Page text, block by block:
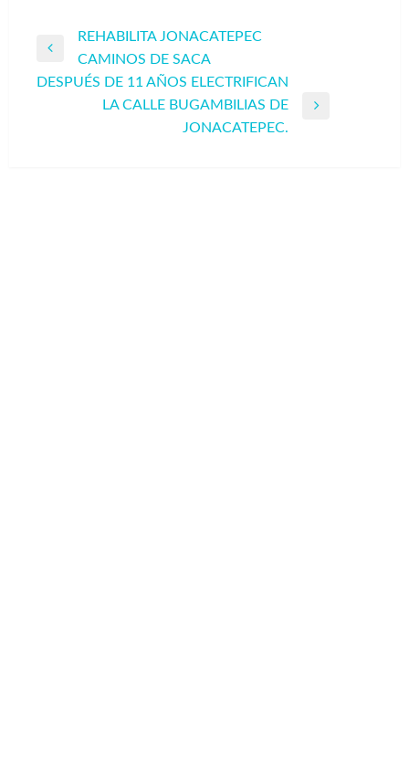
Navegación
entradas
Entrada
anterior
REHABILITA JONACATEPEC
CAMINOS DE SACA
DESPUÉS DE 11 AÑOS ELECTRIFICAN
LA CALLE BUGAMBILIAS DE
JONACATEPEC.